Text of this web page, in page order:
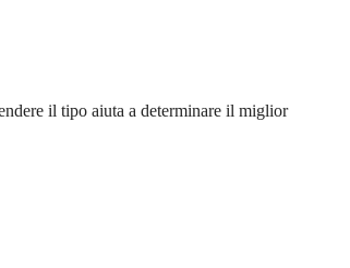
il tipo aiuta a determinare il miglior